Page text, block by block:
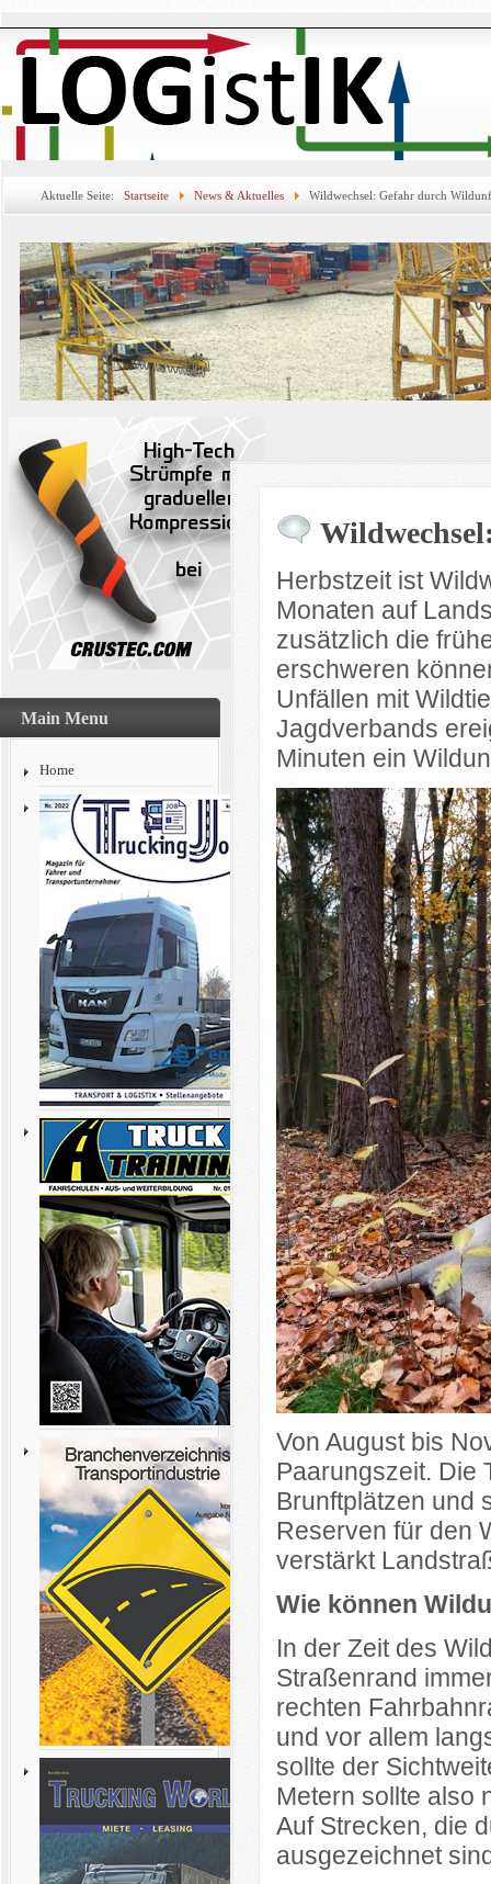
Aktuelle Seite: Startseite News & Aktuelles Wildwechsel: Gefahr durch
Main Menu
Home
Herbstzeit ist
Monaten auf
zusätzlich die
erschweren
Unfällen mit
Jagdverbands
Minuten ein
Von August bis
Paarungszeit. Die
Brunftplätzen und
Reserven für den
verstärkt
Wie können
In der Zeit des
Straßenrand
rechten
und vor allem
sollte der
Metern sollte also
Auf Strecken, die
ausgezeichnet